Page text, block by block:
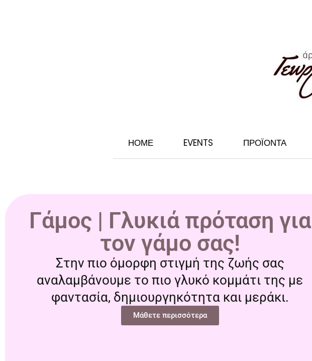
ΗΟΜΕ EVENTS ΠΡΟΪΟΝΤΑ
Γάμος | Γλυκιά πρόταση για
τον γάμο σας!
Στην πιο όμορφη στιγμή της ζωής σας
αναλαμβάνουμε το πιο γλυκό κομμάτι της με
φαντασία, δημιουργηκότητα και μεράκι.
Μάθετε περισσότερα